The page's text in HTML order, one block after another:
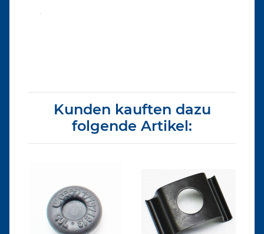
Kunden kauften dazu
folgende Artikel: